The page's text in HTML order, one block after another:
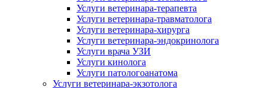
Услуги ветеринара-терапевта
Услуги ветеринара-травматолога
Услуги ветеринара-хирурга
Услуги ветеринара-эндокринолога
Услуги врача УЗИ
Услуги кинолога
Услуги патологоанатома
Услуги ветеринара-экзотолога